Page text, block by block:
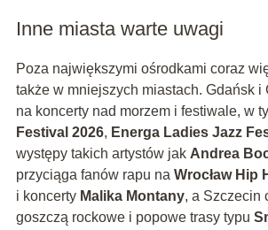
Inne miasta warte uwagi
Poza największymi ośrodkami coraz
także w mniejszych miastach. Gdańsk i
na koncerty nad morzem i festiwale, w
Festival 2026, Energa Ladies Jazz
występy takich artystów jak Andrea
przyciąga fanów rapu na Wrocław Hip
i koncerty Malika Montany, a Szczecin
goszczą rockowe i popowe trasy typu